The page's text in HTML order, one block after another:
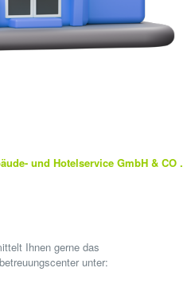
und Hotelservice GmbH & CO .
Ihnen gerne das
unter: